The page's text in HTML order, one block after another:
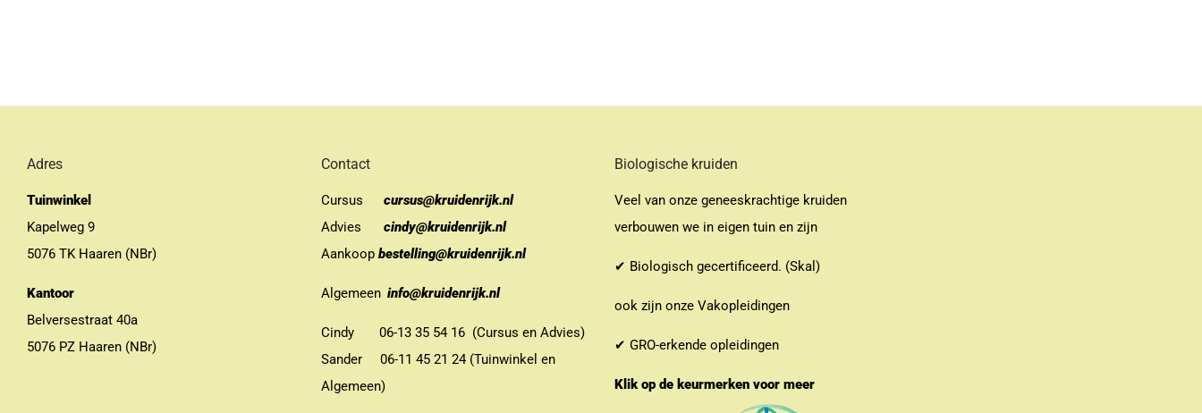
Adres
Tuinwinkel
Kapelweg 9
5076 TK Haaren (NBr)
Kantoor
Belversestraat 40a
5076 PZ Haaren (NBr)
Contact
Cursus
cursus@kruidenrijk.nl
Advies
cindy@kruidenrijk.nl
Aankoop bestelling@kruidenrijk.nl
Algemeen info@kruidenrijk.nl
Cindy 06-13 35 54 16 (Cursus en Advies)
Sander 06-11 45 21 24 (Tuinwinkel en
Algemeen)
Biologische kruiden
Veel van onze geneeskrachtige kruiden
verbouwen we in eigen tuin en zijn
✔ Biologisch gecertificeerd. (Skal)
ook zijn onze Vakopleidingen
✔ GRO-erkende opleidingen
Klik op de keurmerken voor meer